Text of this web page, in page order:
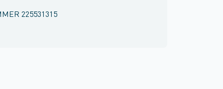
225531315